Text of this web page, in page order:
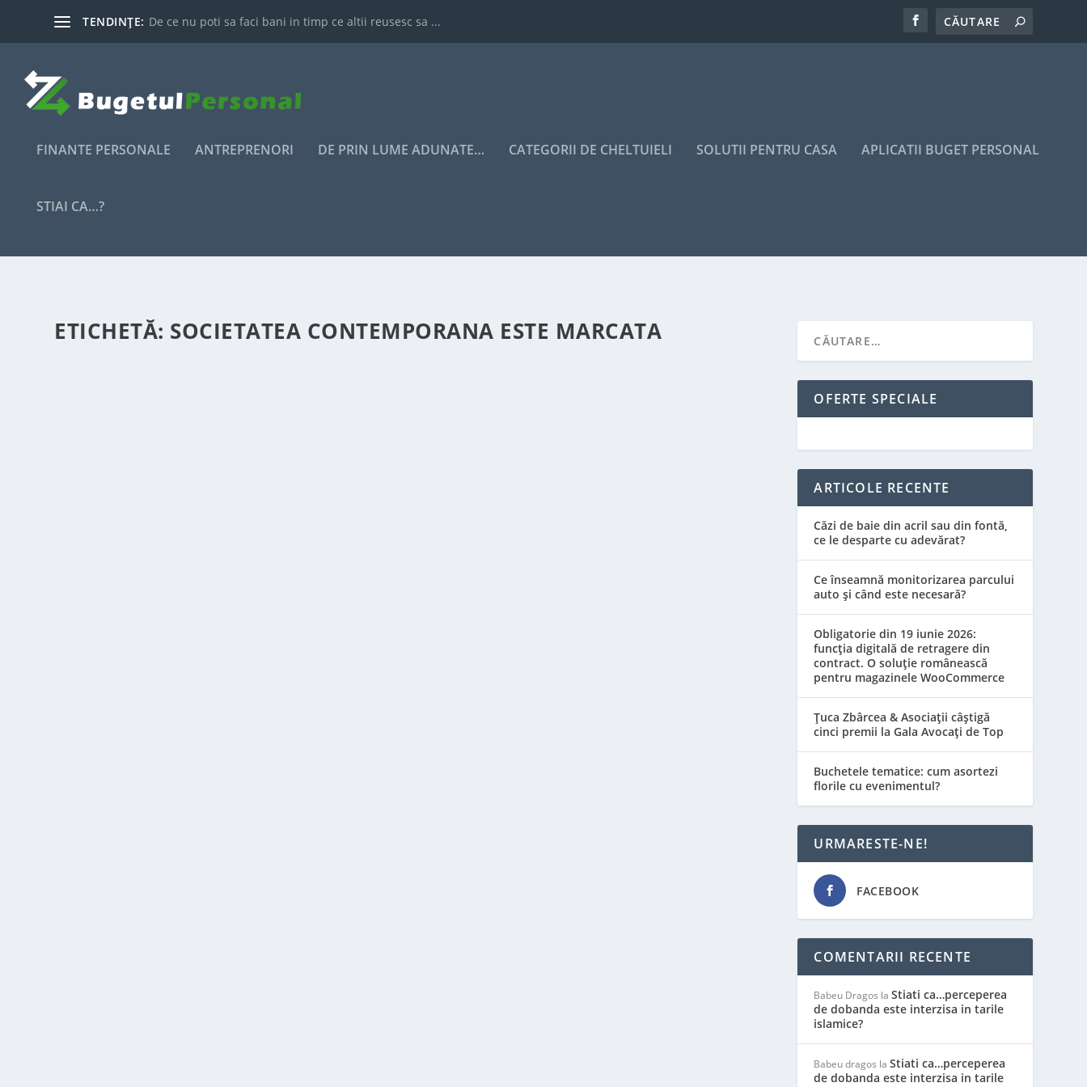
TENDINȚE: De ce nu poti sa faci bani in timp ce altii reusesc sa ...
FINANTE PERSONALE ANTREPRENORI DE PRIN LUME ADUNATE… CATEGORII DE CHELTUIELI SOLUTII PENTRU CASA APLICATII BUGET PERSONAL
STIAI CA…?
ETICHETĂ: SOCIETATEA CONTEMPORANA ESTE MARCATA
OFERTE SPECIALE
ARTICOLE RECENTE
Căzi de baie din acril sau din fontă,
ce le desparte cu adevărat?
Ce înseamnă monitorizarea parcului
auto și când este necesară?
Obligatorie din 19 iunie 2026:
funcția digitală de retragere din
contract. O soluție românească
pentru magazinele WooCommerce
Țuca Zbârcea & Asociații câștigă
cinci premii la Gala Avocați de Top
Buchetele tematice: cum asortezi
florile cu evenimentul?
URMARESTE-NE!
FACEBOOK
COMENTARII RECENTE
Babeu Dragos laStiati ca…perceperea
de dobanda este interzisa in tarile
islamice?
Babeu dragos laStiati ca…perceperea
de dobanda este interzisa in tarile